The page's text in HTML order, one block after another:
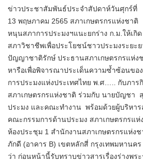
Search
for:
ข่าวประชาสัมพันธ์ประจำสัปดาห์วันศุกร์ที่
13 พฤษภาคม 2565 สภาเกษตรกรแห่งชาติ
หนุนสภาการประมงฯแนะยกร่าง ก.ม.ให้เกิด
สภาวิชาชีพเพื่อประโยชน์ชาวประมงร
ปัญญาชาติรักษ์ ประธานสภาเกษตรกรแห่งช
หารือเพื่อพิจารณาประเด็นความซ้ำซ้อนข
การประมงแห่งประเทศไทย พ.ศ….. กับภาร
สภาเกษตรกรแห่งชาติ ร่วมกับ นายบัญชา
ประมง และคณะทำงาน พร้อมด้วยผู้บริหาร
คณะกรรมการด้านประมง สภาเกษตรกรแ
ห้องประชุม 1 สำนักงานสภาเกษตรกรแห่ง
ภักดี (อาคาร B) เขตหลักสี่ กรุงเทพมหานค
ว่า ก่อนหน้านี้รับทราบข่าวสารเรื่องร่างพ